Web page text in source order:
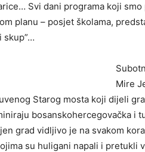
Svi dani programa koji
planu – posjet školama,
skup”…
Mire
Starog mosta koji dijeli
bosanskohercegovačka i
grad vidljivo je na svakom
su huligani napali i pretukli